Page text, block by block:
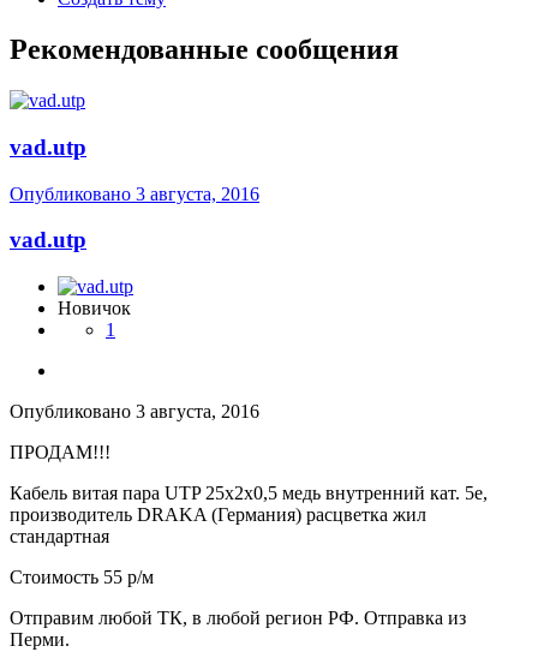
Рекомендованные сообщения
vad.utp
Опубликовано 3 августа, 2016
vad.utp
Новичок
1
Опубликовано 3 августа, 2016
ПРОДАМ!!!
Кабель витая пара UTP 25х2х0,5 медь внутренний кат. 5е,
производитель DRAKA (Германия) расцветка жил
стандартная
Стоимость 55 р/м
Отправим любой ТК, в любой регион РФ. Отправка из
Перми.